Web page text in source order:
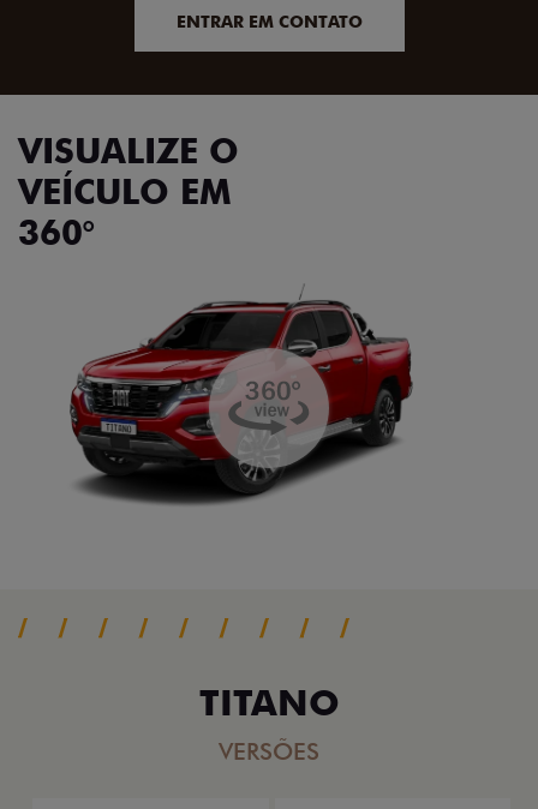
ENTRAR EM CONTATO
VISUALIZE O
VEÍCULO EM
360°
TITANO
VERSÕES